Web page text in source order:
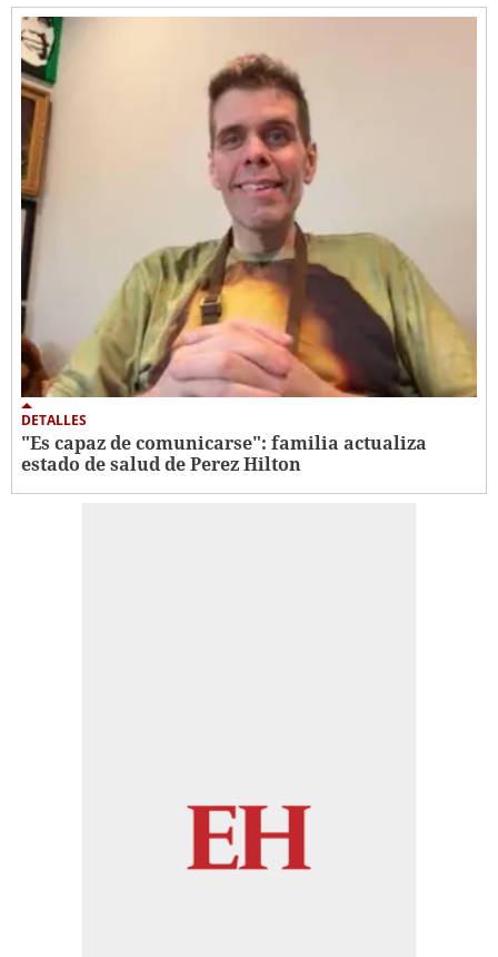
DETALLES
"Es capaz de comunicarse": familia actualiza
estado de salud de Perez Hilton